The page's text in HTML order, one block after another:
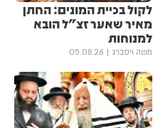
לקול בכיית המונים: החתן
מאיר שאער זצ"ל הובא
למנוחות
משה ויסברג 05.08.26